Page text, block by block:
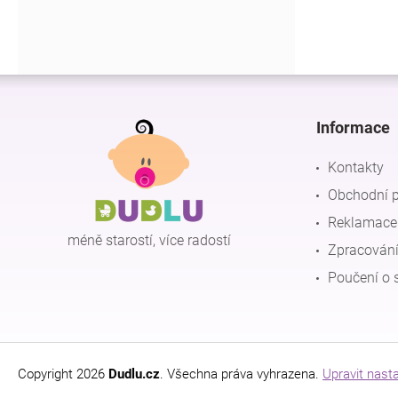
Z
méně starostí, více radostí
Informace
Kontakty
Obchodní
Poučení o
Copyright 2026 Dudlu.cz. Všechna práva vyhrazena. Upravit